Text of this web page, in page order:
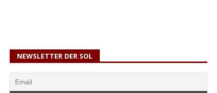
NEWSLETTER DER SOL